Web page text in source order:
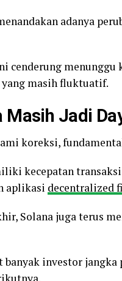
adanya
cenderung
masih fluktuatif.
Masih Jadi
koreksi,
kecepatan
aplikasi decentralized
Solana juga terus
investor jangka